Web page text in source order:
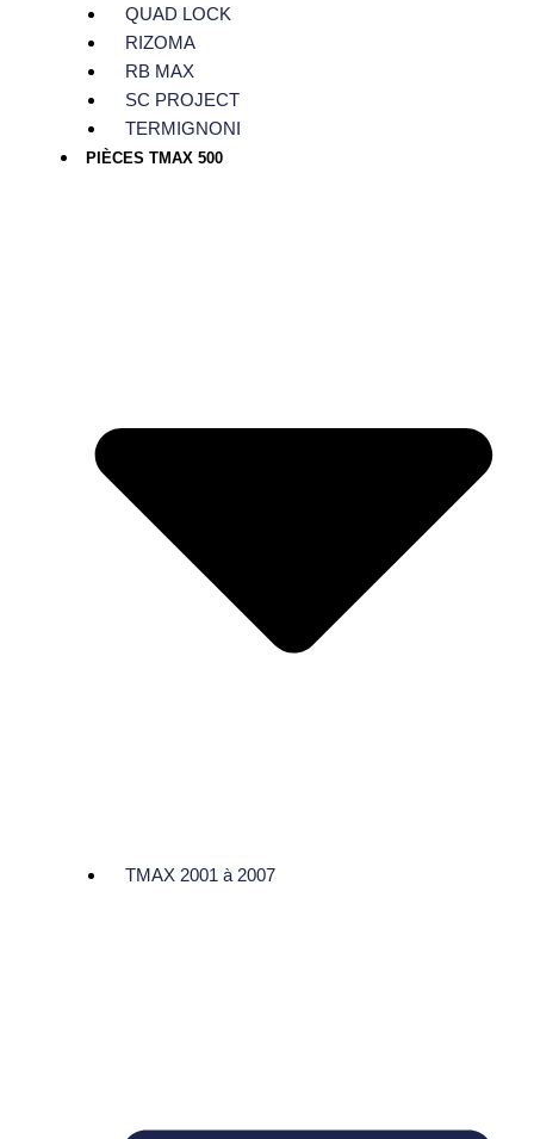
QUAD LOCK
RIZOMA
RB MAX
SC PROJECT
TERMIGNONI
PIÈCES TMAX 500
TMAX 2001 à 2007